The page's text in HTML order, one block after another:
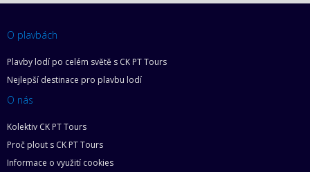
O plavbách
Plavby lodí po celém světě s CK PT Tours
Nejlepší destinace pro plavbu lodí
O nás
Kolektiv CK PT Tours
Proč plout s CK PT Tours
Informace o využití cookies